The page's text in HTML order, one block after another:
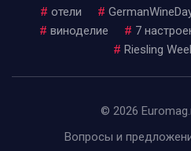
# отели #
# виноделие # 7
# Riesling
© 2026
Вопросы и